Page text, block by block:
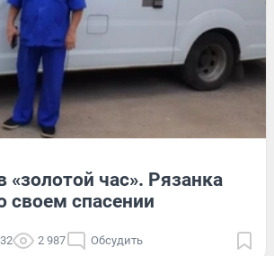
«золотой час». Рязанка
своем спасении
2 987 Обсудить